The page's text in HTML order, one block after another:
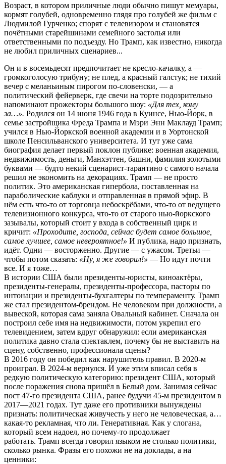
Возраст, в котором приличные люди обычно пишут мемуары,
кормят голубей, одновременно глядя про голубей же фильм с
Людмилой Гурченко; спорят с телевизором и становятся
почётными старейшинами семейного застолья или
ответственными по подъезду. Но Трамп, как известно, никогда
не любил приличных сценариев...
Он и в восемьдесят предпочитает не кресло-качалку, а —
громкоголосую трибуну; не плед, а красный галстук; не тихий
вечер с меланьиным пирогом по-словенски, — а
политический фейерверк, где свечи на торте подозрительно
напоминают прожекторы большого шоу: «Для тех, кому
за…». Родился он 14 июня 1946 года в Куинсе, Нью-Йорк, в
семье застройщика Фреда Трампа и Мэри Энн Маклауд Трамп;
учился в Нью-Йоркской военной академии и в Уортонской
школе Пенсильванского университета. И тут уже сама
биография делает первый поклон публике: военная академия,
недвижимость, деньги, Манхэттен, башни, фамилия золотыми
буквами — будто некий сценарист-тарантино с самого начала
решил не экономить на декорациях. Трамп — не просто
политик. Это американская гипербола, поставленная на
параболические каблуки и отправленная в прямой эфир. В
нём есть что-то от торговца небоскрёбами, что-то от ведущего
телевизионного конкурса, что-то от старого нью-йоркского
зазывалы, который стоит у входа в собственный цирк и
кричит: «Проходите, господа, сейчас будет самое большое,
самое лучшее, самое невероятное!» И публика, надо признать,
идёт. Одни — восторженно. Другие — с ужасом. Третьи —
чтобы потом сказать: «Ну, я же говорил!» — Но идут почти
все. И я тоже…
В истории США были президенты-юристы, киноактёры,
президенты-генералы, президенты-профессора, пасторы по
интонации и президенты-бухгалтеры по темпераменту. Трамп
же стал президентом-брендом. Не человеком при должности, а
вывеской, которая сама заняла Овальный кабинет. Сначала он
построил себе имя на недвижимости, потом укрепил его
телевидением, затем вдруг обнаружил: если американская
политика давно стала спектаклем, почему бы не выставить на
сцену, собственно, профессионала сцены?
В 2016 году он победил как нарушитель правил. В 2020-м
проиграл. В 2024-м вернулся. И уже этим вписал себя в
редкую политическую категорию: президент США, который
после поражения снова пришёл в Белый дом. Занимая сейчас
пост 47-го президента США, ранее будучи 45-м президентом в
2017—2021 годах. Тут даже его противники вынуждены
признать: политическая живучесть у него не человеческая, а…
какая-то рекламная, что ли. Генеративная. Как у слогана,
который всем надоел, но почему-то продолжает
работать. Трамп всегда говорил языком не столько политики,
сколько рынка. Фразы его похожи не на доклады, а на
ценники: